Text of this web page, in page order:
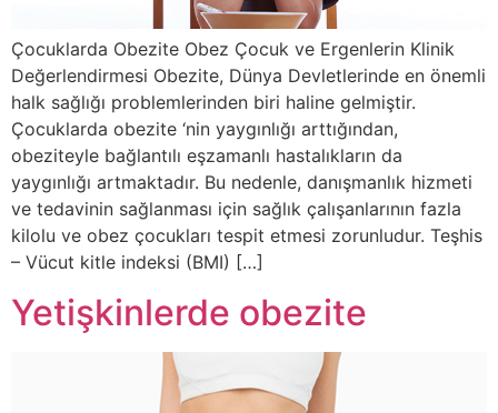
Çocuklarda Obezite Obez Çocuk ve Ergenlerin Klinik
Değerlendirmesi Obezite, Dünya Devletlerinde en önemli
halk sağlığı problemlerinden biri haline gelmiştir.
Çocuklarda obezite ‘nin yaygınlığı arttığından,
obeziteyle bağlantılı eşzamanlı hastalıkların da
yaygınlığı artmaktadır. Bu nedenle, danışmanlık hizmeti
ve tedavinin sağlanması için sağlık çalışanlarının fazla
kilolu ve obez çocukları tespit etmesi zorunludur. Teşhis
– Vücut kitle indeksi (BMI) […]
Yetişkinlerde obezite